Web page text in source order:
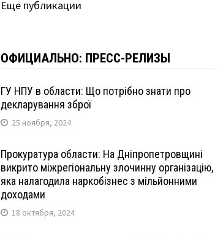
Еще публикации
ОФИЦИАЛЬНО: ПРЕСС-РЕЛИЗЫ
ГУ НПУ в области: Що потрібно знати про
декларування зброї
25 ноября, 2024
Прокуратура области: На Дніпропетровщині
викрито міжрегіональну злочинну організацію,
яка налагодила наркобізнес з мільйонними
доходами
18 октября, 2024